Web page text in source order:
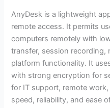
AnyDesk is a lightweight
remote access. It permits
computers remotely with
transfer, session
platform functionality. It
with strong encryption for
for IT support, remote
speed, reliability, and ease